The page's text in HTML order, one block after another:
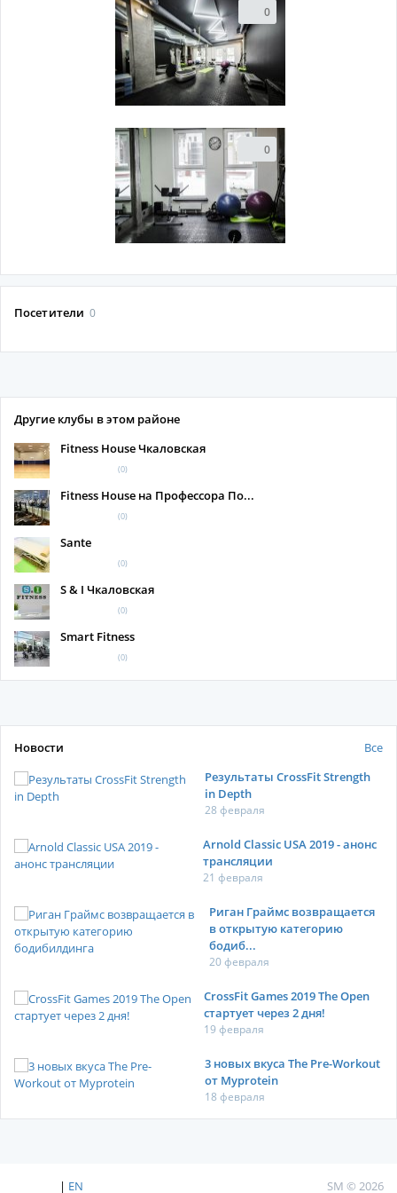
0
0
Посетители 0
Другие клубы в этом районе
Fitness House Чкаловская
(0)
Fitness House на Профессора По...
(0)
Sante
(0)
S & I Чкаловская
(0)
Smart Fitness
(0)
Новости
Все
Результаты CrossFit Strength
in Depth
28 февраля
Arnold Classic USA 2019 - анонс
трансляции
21 февраля
Риган Граймс возвращается
в открытую категорию
бодиб...
20 февраля
CrossFit Games 2019 The Open
стартует через 2 дня!
19 февраля
3 новых вкуса The Pre-Workout
от Myprotein
18 февраля
| EN SM © 2026